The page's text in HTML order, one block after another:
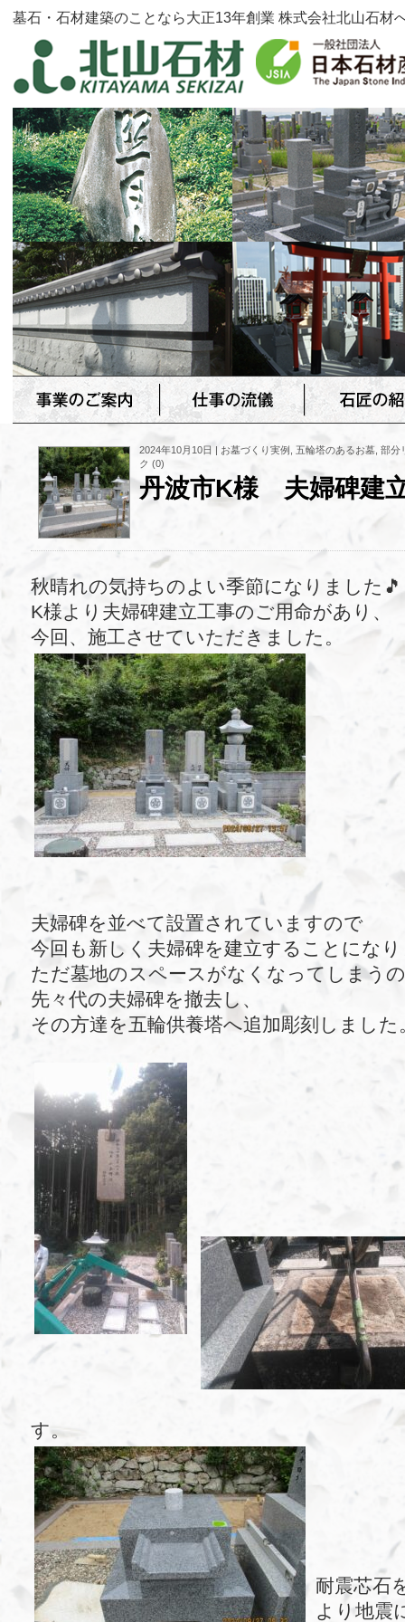
墓石・石材建築のことなら大正13年創業 株式会社北山石材
2024年10月10日 | お墓づくり実例 五輪塔のあるお墓 部分
ク (0)
丹波市K様 夫婦碑建
秋晴れの気持ちのよい季節になりました🎵
K様より夫婦碑建立工事のご用命があり、
今回、施工させていただきました。
夫婦碑を並べて設置されていますので
今回も新しく夫婦碑を建立することにな
ただ墓地のスペースがなくなってしまう
先々代の夫婦碑を撤去し、
その方達を五輪供養塔へ追加彫刻しました
す。
耐震芯石
より地震